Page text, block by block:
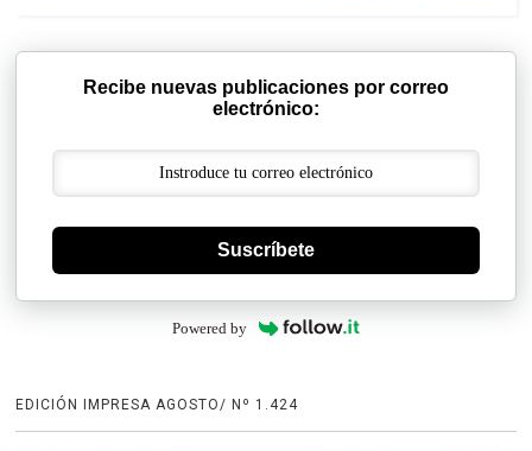
Recibe nuevas publicaciones por correo
electrónico:
Suscríbete
Powered by
EDICIÓN IMPRESA AGOSTO/ Nº 1.424